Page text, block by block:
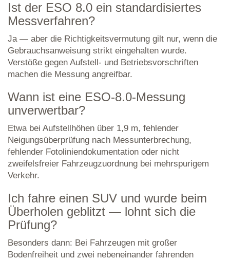
Ist der ESO 8.0 ein standardisiertes
Messverfahren?
Ja — aber die Richtigkeitsvermutung gilt nur, wenn die
Gebrauchsanweisung strikt eingehalten wurde.
Verstöße gegen Aufstell- und Betriebsvorschriften
machen die Messung angreifbar.
Wann ist eine ESO-8.0-Messung
unverwertbar?
Etwa bei Aufstellhöhen über 1,9 m, fehlender
Neigungsüberprüfung nach Messunterbrechung,
fehlender Fotoliniendokumentation oder nicht
zweifelsfreier Fahrzeugzuordnung bei mehrspurigem
Verkehr.
Ich fahre einen SUV und wurde beim
Überholen geblitzt — lohnt sich die
Prüfung?
Besonders dann: Bei Fahrzeugen mit großer
Bodenfreiheit und zwei nebeneinander fahrenden